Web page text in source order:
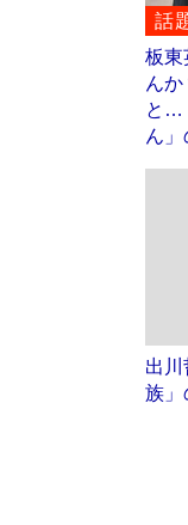
話
板東
ん
と…
ん
出
族」